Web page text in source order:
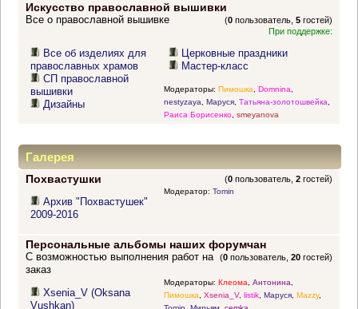
Искусство православной вышивки
(0 пользователь,5 гостей)
Все о православной вышивке
При поддержке:
Все об изделиях для
православных храмов
СП православной
вышивки
Дизайны
Церковные праздники
Мастер-класс
Модераторы: Пимошка Domnina
nestyzaya
Маруся, Татьяна-золотошвейка
Раиса Борисенко, smeyanova
Галерея
Похвастушки (0 пользователь,2 гостей)
Архив "Похвастушек"
2009-2016
Модератор: Tomin
Персональные альбомы наших форумчан
(0 пользователь,20 гостей)
С возможностью выполнения работ на
заказ
Xsenia_V (Oksana
Vushkan)
Модераторы: Клеома, Антонина,
Пимошка, Xsenia_V, listik, Маруся, Mazzy,